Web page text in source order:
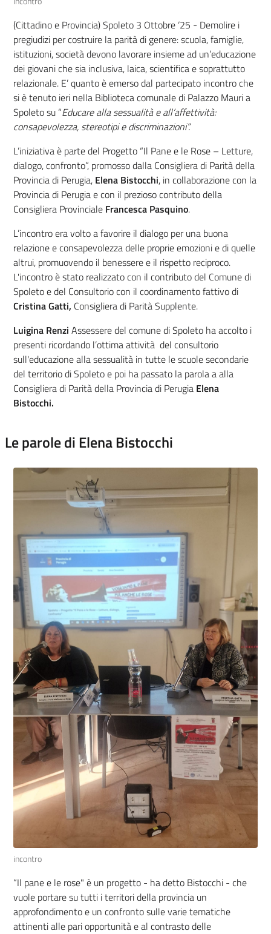
(Cittadino e Provincia) Spoleto 3 Ottobre ‘25 - Demolire i
pregiudizi per costruire la parità di genere: scuola, famiglie,
istituzioni, società devono lavorare insieme ad un’educazione
dei giovani che sia inclusiva, laica, scientifica e soprattutto
relazionale. E’ quanto è emerso dal partecipato incontro che
si è tenuto ieri nella Biblioteca comunale di Palazzo Mauri a
Spoleto su “Educare alla sessualità e all’affettività:
consapevolezza, stereotipi e discriminazioni”.
L’iniziativa è parte del Progetto “Il Pane e le Rose – Letture,
dialogo, confronto”, promosso dalla Consigliera di Parità della
Provincia di Perugia, Elena Bistocchi, in collaborazione con la
Provincia di Perugia e con il prezioso contributo della
Consigliera Provinciale Francesca Pasquino.
L’incontro era volto a favorire il dialogo per una buona
relazione e consapevolezza delle proprie emozioni e di quelle
altrui, promuovendo il benessere e il rispetto reciproco.
L'incontro è stato realizzato con il contributo del Comune di
Spoleto e del Consultorio con il coordinamento fattivo di
Cristina Gatti, Consigliera di Parità Supplente.
Luigina Renzi Assessere del comune di Spoleto ha accolto i
presenti ricordando l’ottima attività del consultorio
sull'educazione alla sessualità in tutte le scuole secondarie
del territorio di Spoleto e poi ha passato la parola a alla
Consigliera di Parità della Provincia di Perugia Elena
Bistocchi.
Le parole di Elena Bistocchi
incontro
“Il pane e le rose" è un progetto - ha detto Bistocchi - che
vuole portare su tutti i territori della provincia un
approfondimento e un confronto sulle varie tematiche
attinenti alle pari opportunità e al contrasto delle